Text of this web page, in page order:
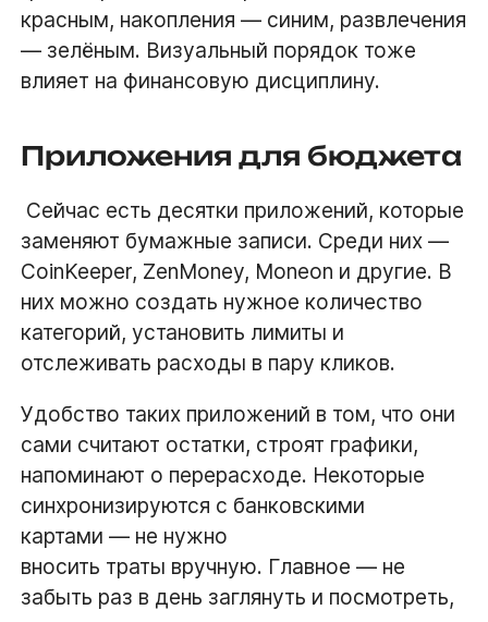
красным, накопления — синим, развлечения
— зелёным. Визуальный порядок тоже
влияет на финансовую дисциплину.
Приложения для бюджета
Сейчас есть десятки приложений, которые
заменяют бумажные записи. Среди них —
CoinKeeper, ZenMoney, Moneon и другие. В
них можно создать нужное количество
категорий, установить лимиты и
отслеживать расходы в пару кликов.
Удобство таких приложений в том, что они
сами считают остатки, строят графики,
напоминают о перерасходе. Некоторые
синхронизируются с банковскими
картами — не нужно
вносить траты вручную. Главное — не
забыть раз в день заглянуть и посмотреть,